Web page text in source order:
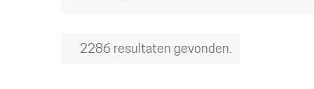
2286 resultaten gevonden.